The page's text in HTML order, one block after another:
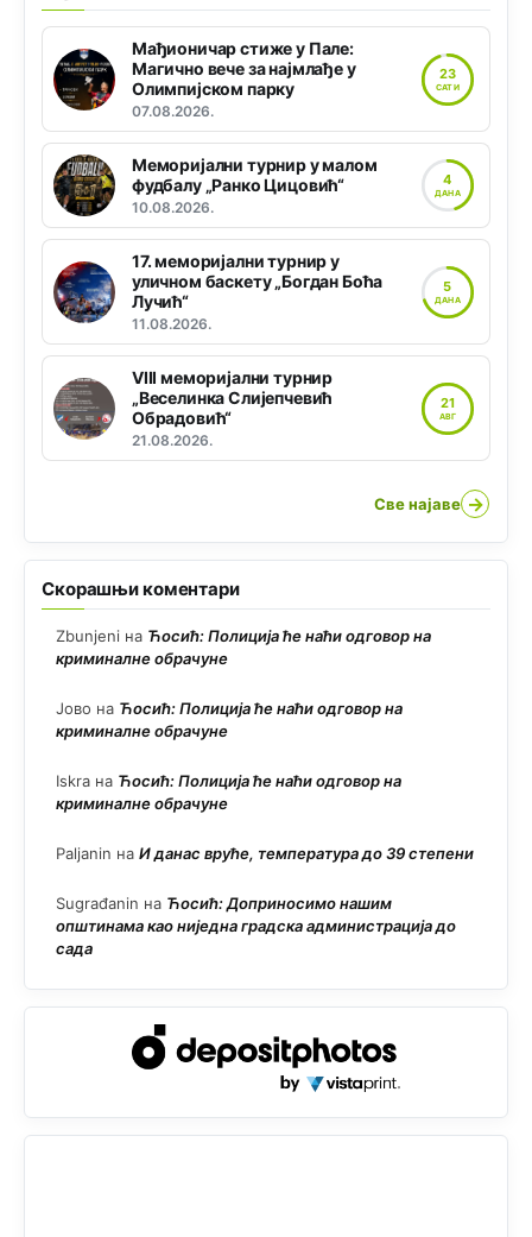
Мађионичар стиже у Пале:
Магично вече за најмлађе у
Олимпијском парку
07.08.2026.
23
САТИ
Меморијални турнир у малом
фудбалу „Ранко Цицовић“
10.08.2026.
4
ДАНА
17. меморијални турнир у
уличном баскету „Богдан Боћа
Лучић“
11.08.2026.
5
ДАНА
VIII меморијални турнир
„Веселинка Слијепчевић
Обрадовић“
21.08.2026.
21
АВГ
Све најаве →
Скорашњи коментари
Zbunjeni на Ћосић: Полиција ће наћи одговор на
криминалне обрачуне
Јово на Ћосић: Полиција ће наћи одговор на
криминалне обрачуне
Iskra на Ћосић: Полиција ће наћи одговор на
криминалне обрачуне
Paljanin на И данас вруће, температура до 39 степени
Sugrađanin на Ћосић: Доприносимо нашим
општинама као ниједна градска администрација до
сада